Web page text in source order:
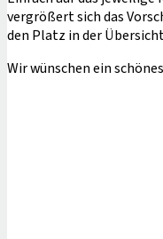
vergrößert sich das
den Platz in der
Wir wünschen ein